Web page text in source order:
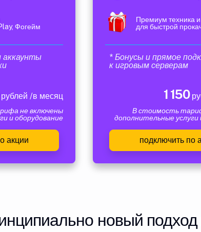
Фогейм
аккаунты
/в месяц
не включены
и оборудование
акции
Премиум техника и
для быстрой
* Бонусы и прямое
к игровым серверам
1 150
В стоимость
дополнительные услуги
подключить по
новый